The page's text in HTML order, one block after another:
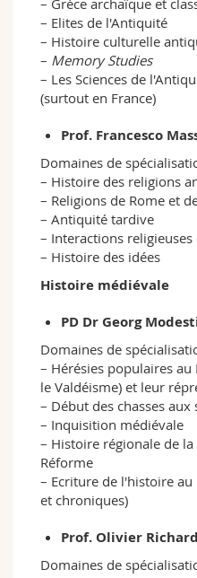
– Grèce archaïque et
– Elites de l'Antiquité
– Histoire culturelle
– Memory Studies
– Les Sciences de
(surtout en France)
Prof. Francesco
Domaines de
– Histoire des religions
– Religions de Rome et
– Antiquité tardive
– Interactions
– Histoire des idées
Histoire médiévale
PD Dr Georg
Domaines de
– Hérésies populaires
le Valdéisme) et leur
– Début des chasses
– Inquisition médiévale
– Histoire régionale de
Réforme
– Ecriture de l'histoire
et chroniques)
Prof. Olivier Richard
Domaines de